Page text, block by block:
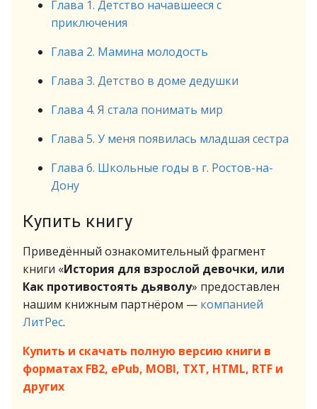
Глава 1. Детство начавшееся с
приключения
Глава 2. Мамина молодость
Глава 3. Детство в доме дедушки
Глава 4. Я стала понимать мир
Глава 5. У меня появилась младшая сестра
Глава 6. Школьные годы в г. Ростов-на-
Дону
Купить книгу
Приведённый ознакомительный фрагмент
книги «История для взрослой девочки, или
Как противостоять дьяволу» предоставлен
нашим книжным партнёром — компанией
ЛитРес.
Купить и скачать полную версию книги в
форматах FB2, ePub, MOBI, TXT, HTML, RTF и
других